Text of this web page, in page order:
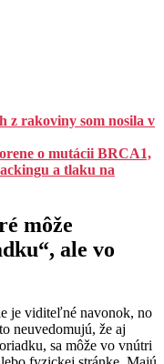
z rakoviny som nosila v
o mutácii BRCA1,
a tlaku na
môže
ale vo
je viditeľné navonok, no
neuvedomujú, že aj
sa môže vo vnútri